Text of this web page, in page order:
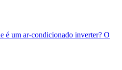
é um ar-condicionado inverter? O